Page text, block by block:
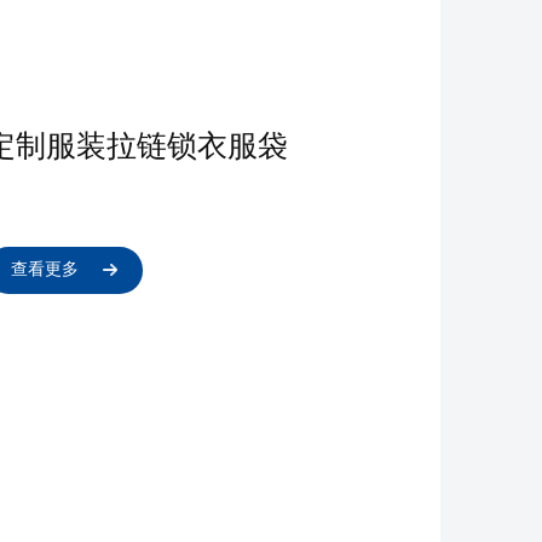
制服装拉链锁衣服袋
查看更多